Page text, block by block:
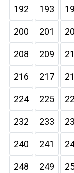
192 193
200 201
208 209
216 217
224 225
232 233
240 241
248 249